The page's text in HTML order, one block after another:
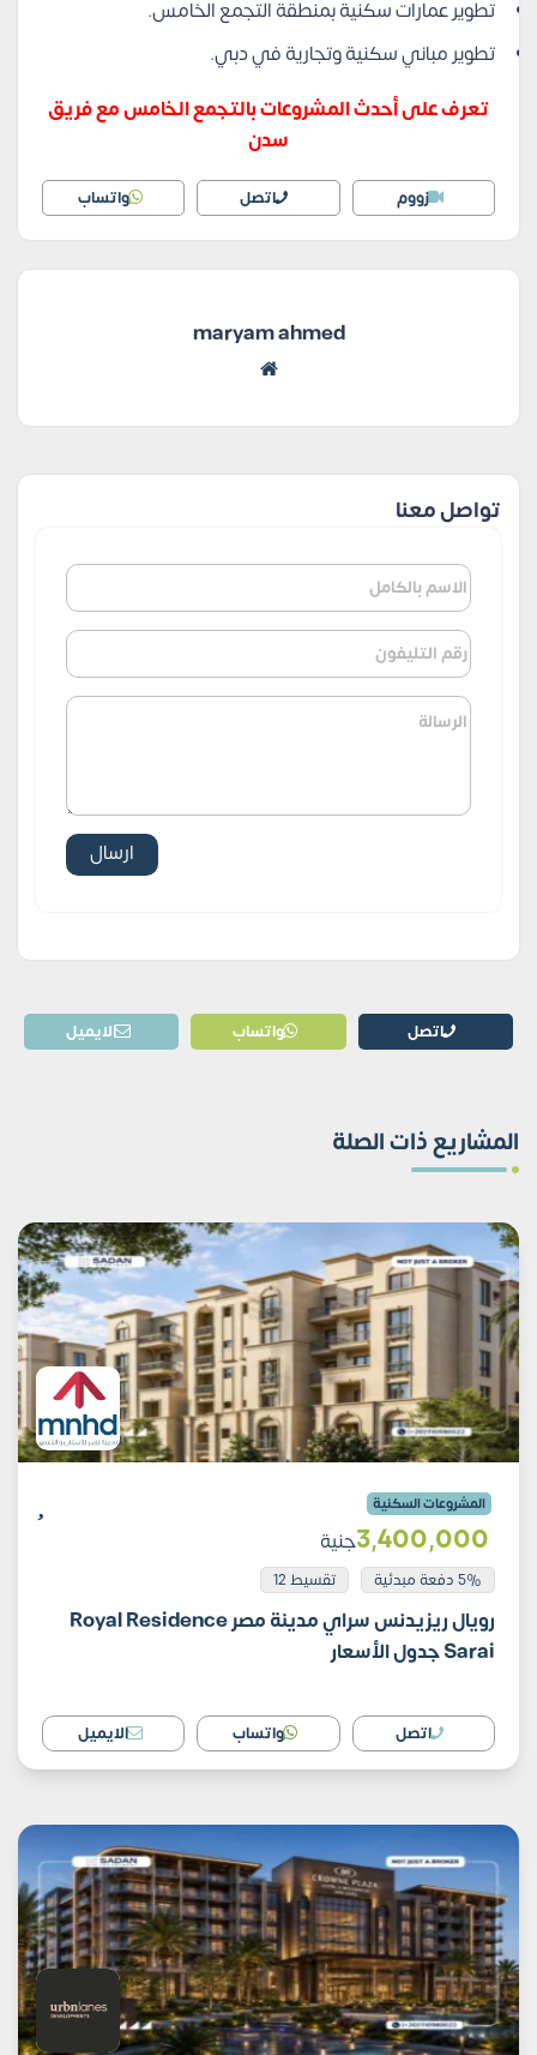
تطوير عمارات سكنية بمنطقة التجمع الخامس.
تطوير مباني سكنية وتجارية في دبي.
تعرف على أحدث المشروعات بالتجمع الخامس مع فريق
سدن
زووم اتصل واتساب
maryam ahmed
تواصل معنا
اتصل واتساب الايميل
المشاريع ذات الصلة
المشروعات السكنية
3٬400٬000جنية
5% دفعة مبدئية تقسيط 12
رويال ريزيدنس سراي مدينة مصر Royal Residence
Sarai جدول الأسعار
اتصل واتساب الايميل